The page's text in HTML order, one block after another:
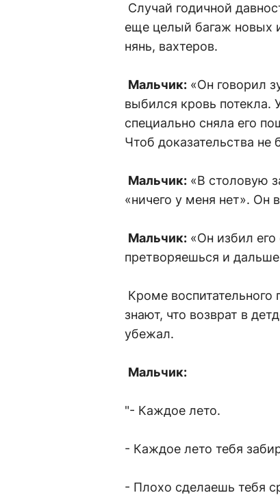
Случай годичной
еще целый багаж новых
нянь, вахтеров.
Мальчик: «Он говорил
выбился кровь потекла.
специально сняла его
Чтоб доказательства не
Мальчик: «В столовую
«ничего у меня нет». Он
Мальчик: «Он избил
претворяешься и
Кроме воспитательного
знают, что возврат в
убежал.
Мальчик:
"- Каждое лето.
- Каждое лето тебя
- Плохо сделаешь тебя